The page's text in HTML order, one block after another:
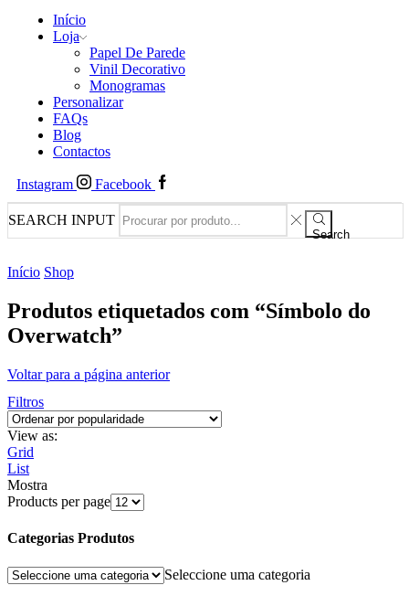
Início
Loja
Papel De Parede
Vinil Decorativo
Monogramas
Personalizar
FAQs
Blog
Contactos
Instagram Facebook
SEARCH INPUT
Search
Início Shop
Produtos etiquetados com “Símbolo do
Overwatch”
Voltar para a página anterior
Filtros
View as:
Grid
List
Mostra
Products per page
Categorias Produtos
Seleccione uma categoria